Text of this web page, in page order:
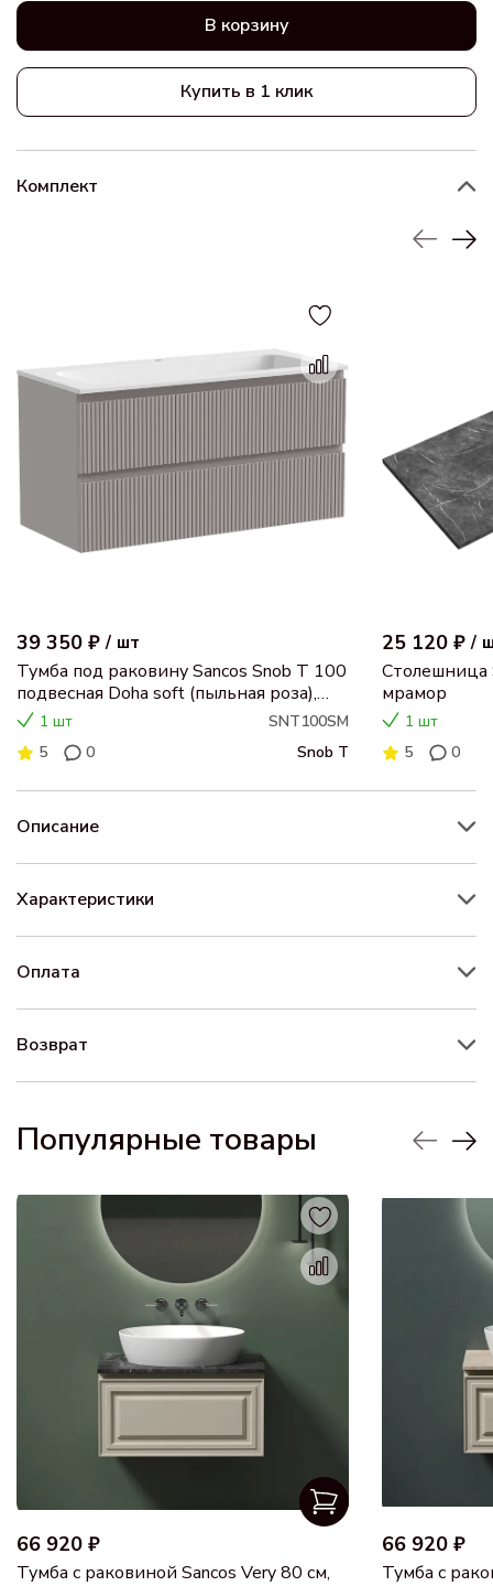
В корзину
Купить в 1 клик
Комплект
39 350 ₽ / шт
Тумба под раковину Sancos Snob T 100
подвесная Doha soft (пыльная роза),
SNT100SM
1 шт
SNT100SM
5
0 Snob T
25 120 ₽ /
Столешница
мрамор
1 шт
5
0
Описание
Характеристики
Оплата
Возврат
Популярные товары
66 920 ₽
Тумба с раковиной Sancos Very 80 см,
66 920 ₽
Тумба с